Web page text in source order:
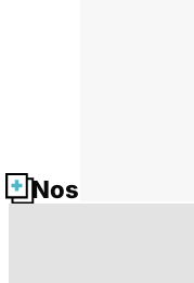
Nos fiches